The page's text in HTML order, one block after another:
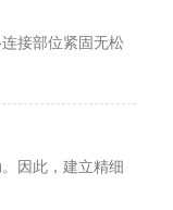
接部位紧固无松
因此，建立精细